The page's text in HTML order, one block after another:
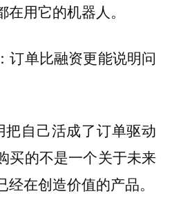
用它的机器人。
订单比融资更能说明问
把自己活成了订单驱动
买的不是一个关于未来
在创造价值的产品。